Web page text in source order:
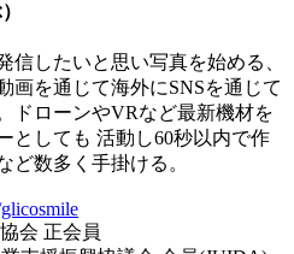
信したいと思い写真を始める、
画を通じて海外にSNSを通じて
ドローンやVRなど最新機材を
としても 活動し60秒以内で作
ど数多く手掛ける。
会 正会員